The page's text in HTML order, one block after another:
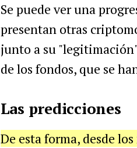
Se puede ver una
presentan otras
junto a su
de los fondos, que se
Las predicciones
De esta forma, desde